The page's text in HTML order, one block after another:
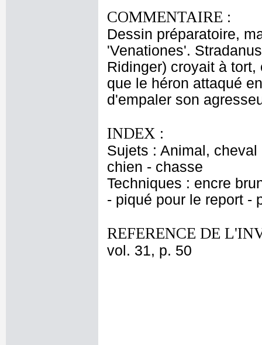
COMMENTAIRE :
Dessin préparatoire,
'Venationes'.
Ridinger) croyait à
que le héron attaqué
d'empaler son
INDEX :
Sujets : Animal,
chien - chasse
Techniques : encre
- piqué pour le report -
REFERENCE DE
vol. 31, p. 50